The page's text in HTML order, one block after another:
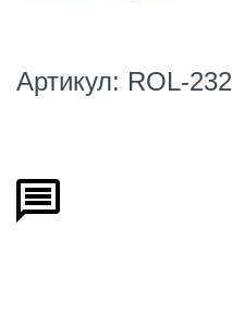
Артикул: ROL-232